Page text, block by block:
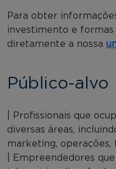
Para obter
investimento e
diretamente a nossa
Público-alvo
| Profissionais que
diversas áreas,
marketing, operações,
| Empreendedores